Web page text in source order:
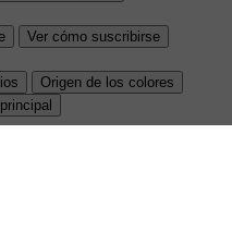
Ver cómo suscribirse
Origen de los colores